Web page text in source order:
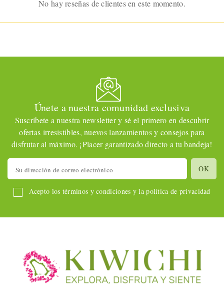
No hay reseñas de clientes en este momento.
Únete a nuestra comunidad exclusiva
Suscríbete a nuestra newsletter y sé el primero en descubrir
ofertas irresistibles, nuevos lanzamientos y consejos para
disfrutar al máximo. ¡Placer garantizado directo a tu bandeja!
Acepto los términos y condiciones y la política de privacidad